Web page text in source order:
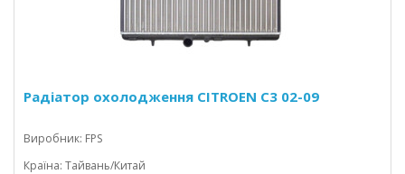
Радіатор охолодження CITROEN C3 02-09
Виробник: FPS
Країна: Тайвань/Китай